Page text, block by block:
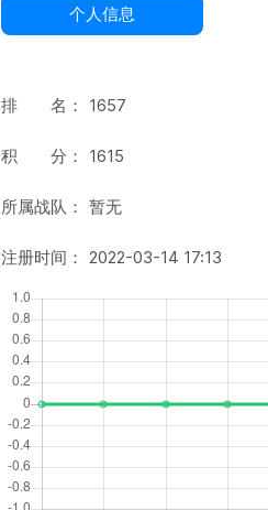
个人信息
排 名： 1657
积 分： 1615
所属战队： 暂无
注册时间： 2022-03-14 17:13